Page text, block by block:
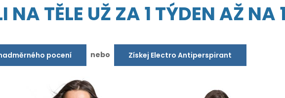
TĚLE UŽ ZA 1 TÝDEN AŽ NA
pocení nebo Získej Electro Antiperspirant